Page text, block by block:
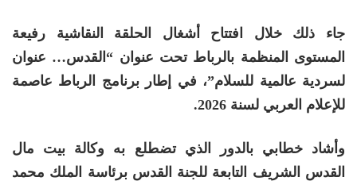
جاء ذلك خلال افتتاح أشغال الحلقة النقاشية رفيعة
المستوى المنظمة بالرباط تحت عنوان “القدس… عنوان
لسردية عالمية للسلام”، في إطار برنامج الرباط عاصمة
للإعلام العربي لسنة 2026
.
وأشاد خطابي بالدور الذي تضطلع به وكالة بيت مال
القدس الشريف التابعة للجنة القدس برئاسة الملك محمد